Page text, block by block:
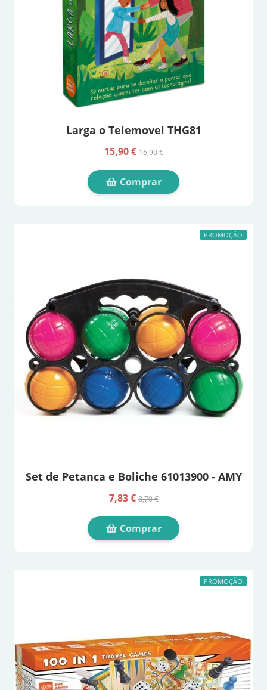
Larga o Telemovel THG81
15,90 €16,90 €
Comprar
PROMOÇÃO
Set de Petanca e Boliche 61013900 - AMY
7,83 €8,70 €
Comprar
PROMOÇÃO